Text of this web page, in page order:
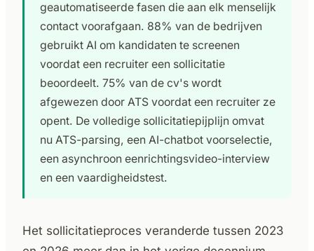
geautomatiseerde fasen die aan elk menselijk
contact voorafgaan. 88% van de bedrijven
gebruikt AI om kandidaten te screenen
voordat een recruiter een sollicitatie
beoordeelt. 75% van de cv's wordt
afgewezen door ATS voordat een recruiter ze
opent. De volledige sollicitatiepijplijn omvat
nu ATS-parsing, een AI-chatbot voorselectie,
een asynchroon eenrichtingsvideo-interview
en een vaardigheidstest.
Het sollicitatieproces veranderde tussen 2023